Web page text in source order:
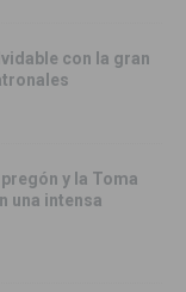
con la gran
y la Toma
una intensa